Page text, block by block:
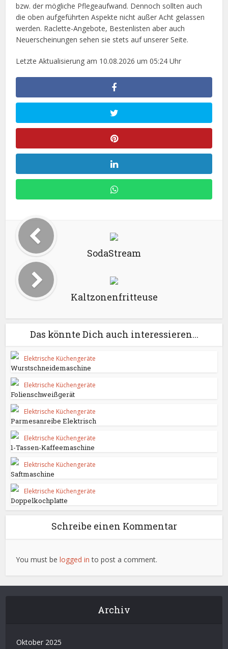
bzw. der mögliche Pflegeaufwand. Dennoch sollten auch
die oben aufgeführten Aspekte nicht außer Acht gelassen
werden. Raclette-Angebote, Bestenlisten aber auch
Neuerscheinungen sehen sie stets auf unserer Seite.
Letzte Aktualisierung am 10.08.2026 um 05:24 Uhr
SodaStream
Kaltzonenfritteuse
Das könnte Dich auch interessieren...
Elektrische Küchengeräte
Wurstschneidemaschine
Elektrische Küchengeräte
Folienschweißgerät
Elektrische Küchengeräte
Parmesanreibe Elektrisch
Elektrische Küchengeräte
1-Tassen-Kaffeemaschine
Elektrische Küchengeräte
Saftmaschine
Elektrische Küchengeräte
Doppelkochplatte
Schreibe einen Kommentar
You must belogged in to post a comment.
Archiv
Oktober 2025